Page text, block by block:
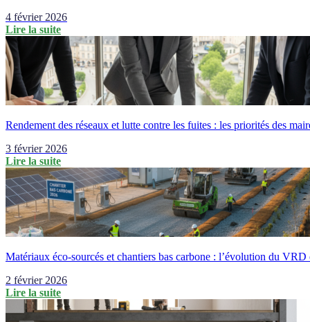
4 février 2026
Lire la suite
Rendement des réseaux et lutte contre les fuites : les priorités des
3 février 2026
Lire la suite
Matériaux éco-sourcés et chantiers bas carbone : l’évolution du
2 février 2026
Lire la suite